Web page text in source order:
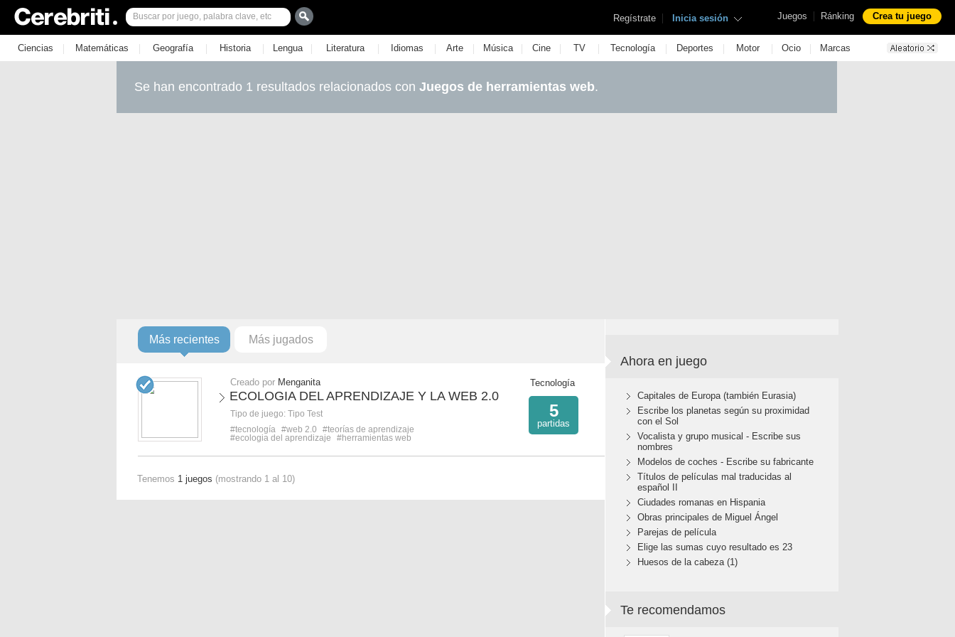
Juegos | Ránking Crea tu juego
Regístrate | Inicia sesión
Ciencias | Matemáticas | Geografía | Historia | Lengua | Literatura | Idiomas | Arte | Música | Cine | TV | Tecnología | Deportes | Motor | Ocio | Marcas
Se han encontrado 1 resultados relacionados con Juegos de herramientas web.
Más recientes Más jugados
Creado por Menganita
ECOLOGIA DEL APRENDIZAJE Y LA WEB 2.0
Tipo de juego: Tipo Test
#tecnología #web 2.0
#teorías de aprendizaje
#ecologia del aprendizaje
#herramientas web
Tecnología
5
partidas
Tenemos 1 juegos (mostrando 1 al 10)
Ahora en juego
Capitales de Europa (también Eurasia)
Escribe los planetas según su proximidad
con el Sol
Vocalista y grupo musical - Escribe sus
nombres
Modelos de coches - Escribe su fabricante
Títulos de películas mal traducidas al
español II
Ciudades romanas en Hispania
Obras principales de Miguel Ángel
Parejas de película
Elige las sumas cuyo resultado es 23
Huesos de la cabeza (1)
Te recomendamos